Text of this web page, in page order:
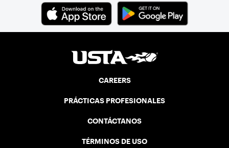
CAREERS
PRÁCTICAS PROFESIONALES
CONTÁCTANOS
TÉRMINOS DE USO